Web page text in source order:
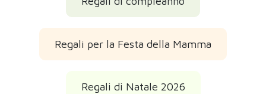
Regali per la Festa della Mamma
Regali di Natale 2026